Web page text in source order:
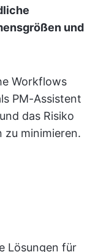
und
Workflows
PM-Assistent
das Risiko
zu minimieren.
Lösungen für